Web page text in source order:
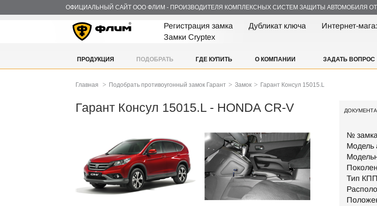
ОФИЦИАЛЬНЫЙ САЙТ ООО ФЛИМ - ПРОИЗВОДИТЕЛЯ КОМПЛЕКСНЫХ СИСТЕМ ЗАЩИТЫ АВТОМОБИЛЯ ОТ
Регистрация замка Дубликат ключа Интернет-
Замки Cryptex
ПРОДУКЦИЯ ПОДОБРАТЬ ГДЕ КУПИТЬ О КОМПАНИИ ЗАДАТЬ ВОПРОС
Главная > Подобрать противоугонный замок Гарант > Замок > Гарант Консул 15015.L
Гарант Консул 15015.L - HONDA CR-V
№
Модель
Тип